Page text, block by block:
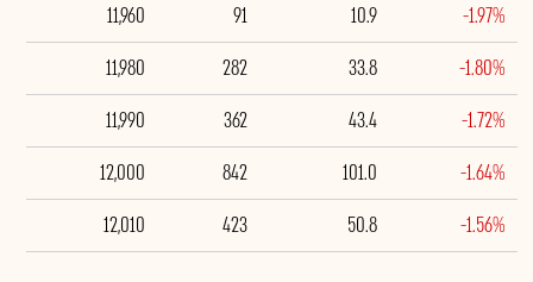
-1.97%
10.9
91
11,960
-1.80%
33.8
282
11,980
-1.72%
43.4
362
11,990
-1.64%
101.0
842
12,000
-1.56%
50.8
423
12,010